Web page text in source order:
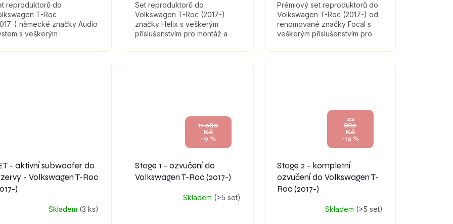
reproduktorů do
T-Roc
) německé značky Audio
s veškerým
materiály, které
zefektivní zvuk...
Set reproduktorů do
Volkswagen T-Roc (2017-)
značky Helix s veškerým
příslušenstvím pro montáž a
maximálně zefektivní zvuk
reproduktorů.
Prémiový set reproduktorů do
Volkswagen T-Roc (2017-) od
renomované značky Focal s
veškerým příslušenstvím pro
které maximálně zefektivní
zvuk...
- aktivní subwoofer do
- Volkswagen T-Roc
)
Skladem (3 ks)
11 080
Kč
–9 %
Stage 1 - ozvučení do
Volkswagen T-Roc (2017-)
Skladem (>5 set)
22
880
Kč
–12 %
Stage 2 - kompletní
ozvučení do Volkswagen T-
Roc (2017-)
Skladem (>5 set)